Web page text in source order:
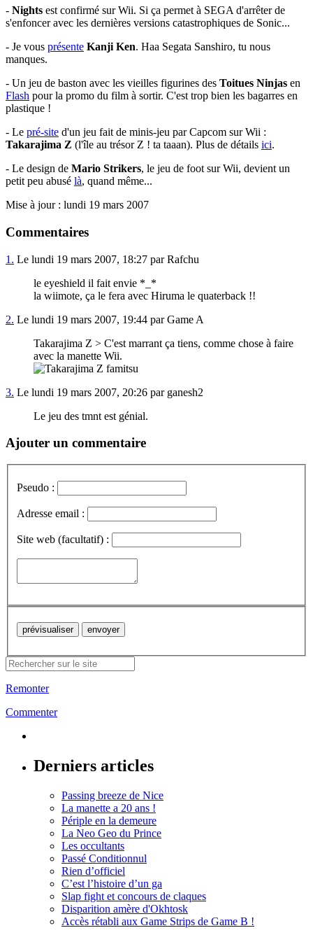
- Nights est confirmé sur Wii. Si ça permet à SEGA d'arrêter de
s'enfoncer avec les dernières versions catastrophiques de Sonic...
- Je vous présente Kanji Ken. Haa Segata Sanshiro, tu nous
manques.
- Un jeu de baston avec les vieilles figurines des Toitues Ninjas en
Flash pour la promo du film à sortir. C'est trop bien les bagarres en
plastique !
- Le pré-site d'un jeu fait de minis-jeu par Capcom sur Wii :
Takarajima Z (l'île au trésor Z ! ta taaan). Plus de détails ici.
- Le design de Mario Strikers, le jeu de foot sur Wii, devient un
petit peu abusé là, quand même...
Mise à jour : lundi 19 mars 2007
Commentaires
1. Le lundi 19 mars 2007, 18:27 par Rafchu
le eyeshield il fait envie *_*
la wiimote, ça le fera avec Hiruma le quaterback !!
2. Le lundi 19 mars 2007, 19:44 par Game A
Takarajima Z > C'est marrant ça tiens, comme chose à faire
avec la manette Wii.
3. Le lundi 19 mars 2007, 20:26 par ganesh2
Le jeu des tmnt est génial.
Ajouter un commentaire
Pseudo :
Adresse email :
Site web (facultatif) :
Remonter
Commenter
Derniers articles
Passing breeze de Nice
La manette a 20 ans !
Périple en la demeure
La Neo Geo du Prince
Les occultants
Passé Conditionnul
Rien d’officiel
C’est l’histoire d’un ga
Slap fight et concours de claques
Disparition amère d'Okhtosk
Accès rétabli aux Game Strips de Game B !